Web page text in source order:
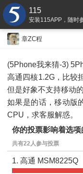
115
安装115APP，随时
章ZC程
(5Phone我来猜-3)
高通四核1.2G，比较
但是好象不支持移动
如果是的话，移动版
CPU，求客服解惑。
你的投票影响着选项
共有22人参与投票
1. 高通 MSM8225Q